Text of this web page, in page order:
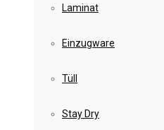
Laminat
Einzugware
Tüll
Stay Dry